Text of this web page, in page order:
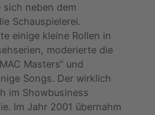
neben dem
Schauspielerei.
einige kleine Rollen in
moderierte die
Masters“ und
Songs. Der wirklich
im Showbusiness
Im Jahr 2001 übernahm